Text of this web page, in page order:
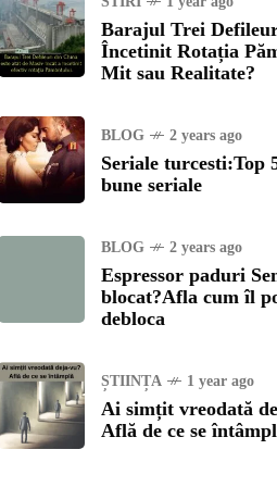
Barajul Trei
Încetinit Rotația
Mit sau Realitate?
BLOG 2 years ago
Seriale turcesti:Top
bune seriale
BLOG 2 years ago
Espressor paduri
blocat?Afla cum îl
debloca
ȘTIINȚA 1 year ago
Ai simțit vreodată
Află de ce se